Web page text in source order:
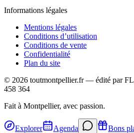
Informations légales
Mentions légales
Conditions d’utilisation
Conditions de vente
Confidentialité
Plan du site
© 2026 toutmontpellier.fr — édité par
458 364
Fait à Montpellier, avec passion.
Explorer Agenda Bons